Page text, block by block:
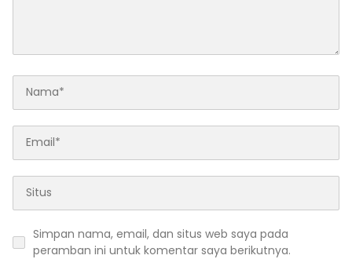
Simpan nama, email, dan situs web saya pada
peramban ini untuk komentar saya berikutnya.